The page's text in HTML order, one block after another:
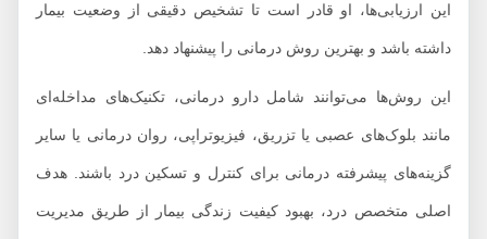
این ارزیابی‌ها، او قادر است تا تشخیص دقیقی از وضعیت بیمار
داشته باشد و بهترین روش درمانی را پیشنهاد دهد.
این روش‌ها می‌توانند شامل دارو درمانی، تکنیک‌های مداخله‌ای
مانند بلوک‌های عصبی یا تزریق، فیزیوتراپی، روان درمانی یا سایر
گزینه‌های پیشرفته درمانی برای کنترل و تسکین درد باشند. هدف
اصلی متخصص درد، بهبود کیفیت زندگی بیمار از طریق مدیریت